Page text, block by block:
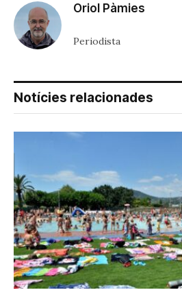
Oriol Pàmies
Periodista
Notícies relacionades